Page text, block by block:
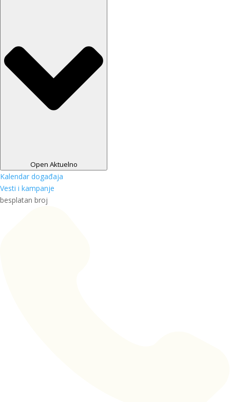
Open Aktuelno
Kalendar događaja
Vesti i kampanje
besplatan broj